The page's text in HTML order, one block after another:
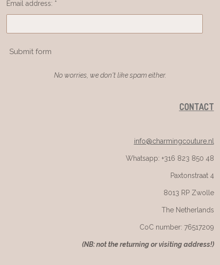
Email address: *
Submit form
No worries, we don't like spam either.
CONTACT
info@charmingcouture.nl
Whatsapp: +316 823 850 48
Paxtonstraat 4
8013 RP Zwolle
The Netherlands
CoC number: 76517209
(NB: not the returning or visiting address!)